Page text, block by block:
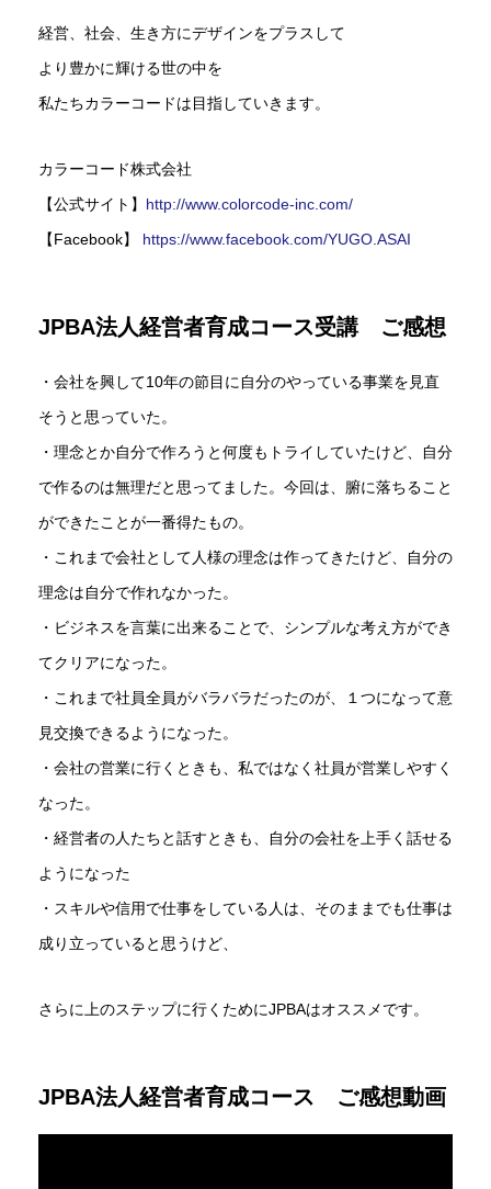
経営、社会、生き方にデザインをプラスして
より豊かに輝ける世の中を
私たちカラーコードは目指していきます。
カラーコード株式会社
【公式サイト】 http://www.colorcode-inc.com/
【Facebook】
https://www.facebook.com/YUGO.ASAI
JPBA法人経営者育成コース受講 ご感想
・会社を興して10年の節目に自分のやっている事業を見直
そうと思っていた。
・理念とか自分で作ろうと何度もトライしていたけど、自分
で作るのは無理だと思ってました。今回は、腑に落ちること
ができたことが一番得たもの。
・これまで会社として人様の理念は作ってきたけど、自分の
理念は自分で作れなかった。
・ビジネスを言葉に出来ることで、シンプルな考え方ができ
てクリアになった。
・これまで社員全員がバラバラだったのが、１つになって意
見交換できるようになった。
・会社の営業に行くときも、私ではなく社員が営業しやすく
なった。
・経営者の人たちと話すときも、自分の会社を上手く話せる
ようになった
・スキルや信用で仕事をしている人は、そのままでも仕事は
成り立っていると思うけど、
さらに上のステップに行くためにJPBAはオススメです。
JPBA法人経営者育成コース ご感想動画